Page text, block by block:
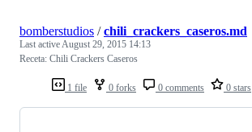
1 file 0 forks 0 comments 0 stars
bomberstudios /chili_crackers_caseros.md
Last active August 29, 2015 14:13
Receta: Chili Crackers Caseros